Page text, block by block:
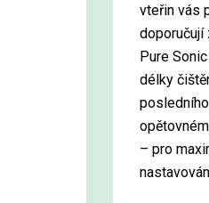
vteřin vás
doporučují
Pure
délky
– pro